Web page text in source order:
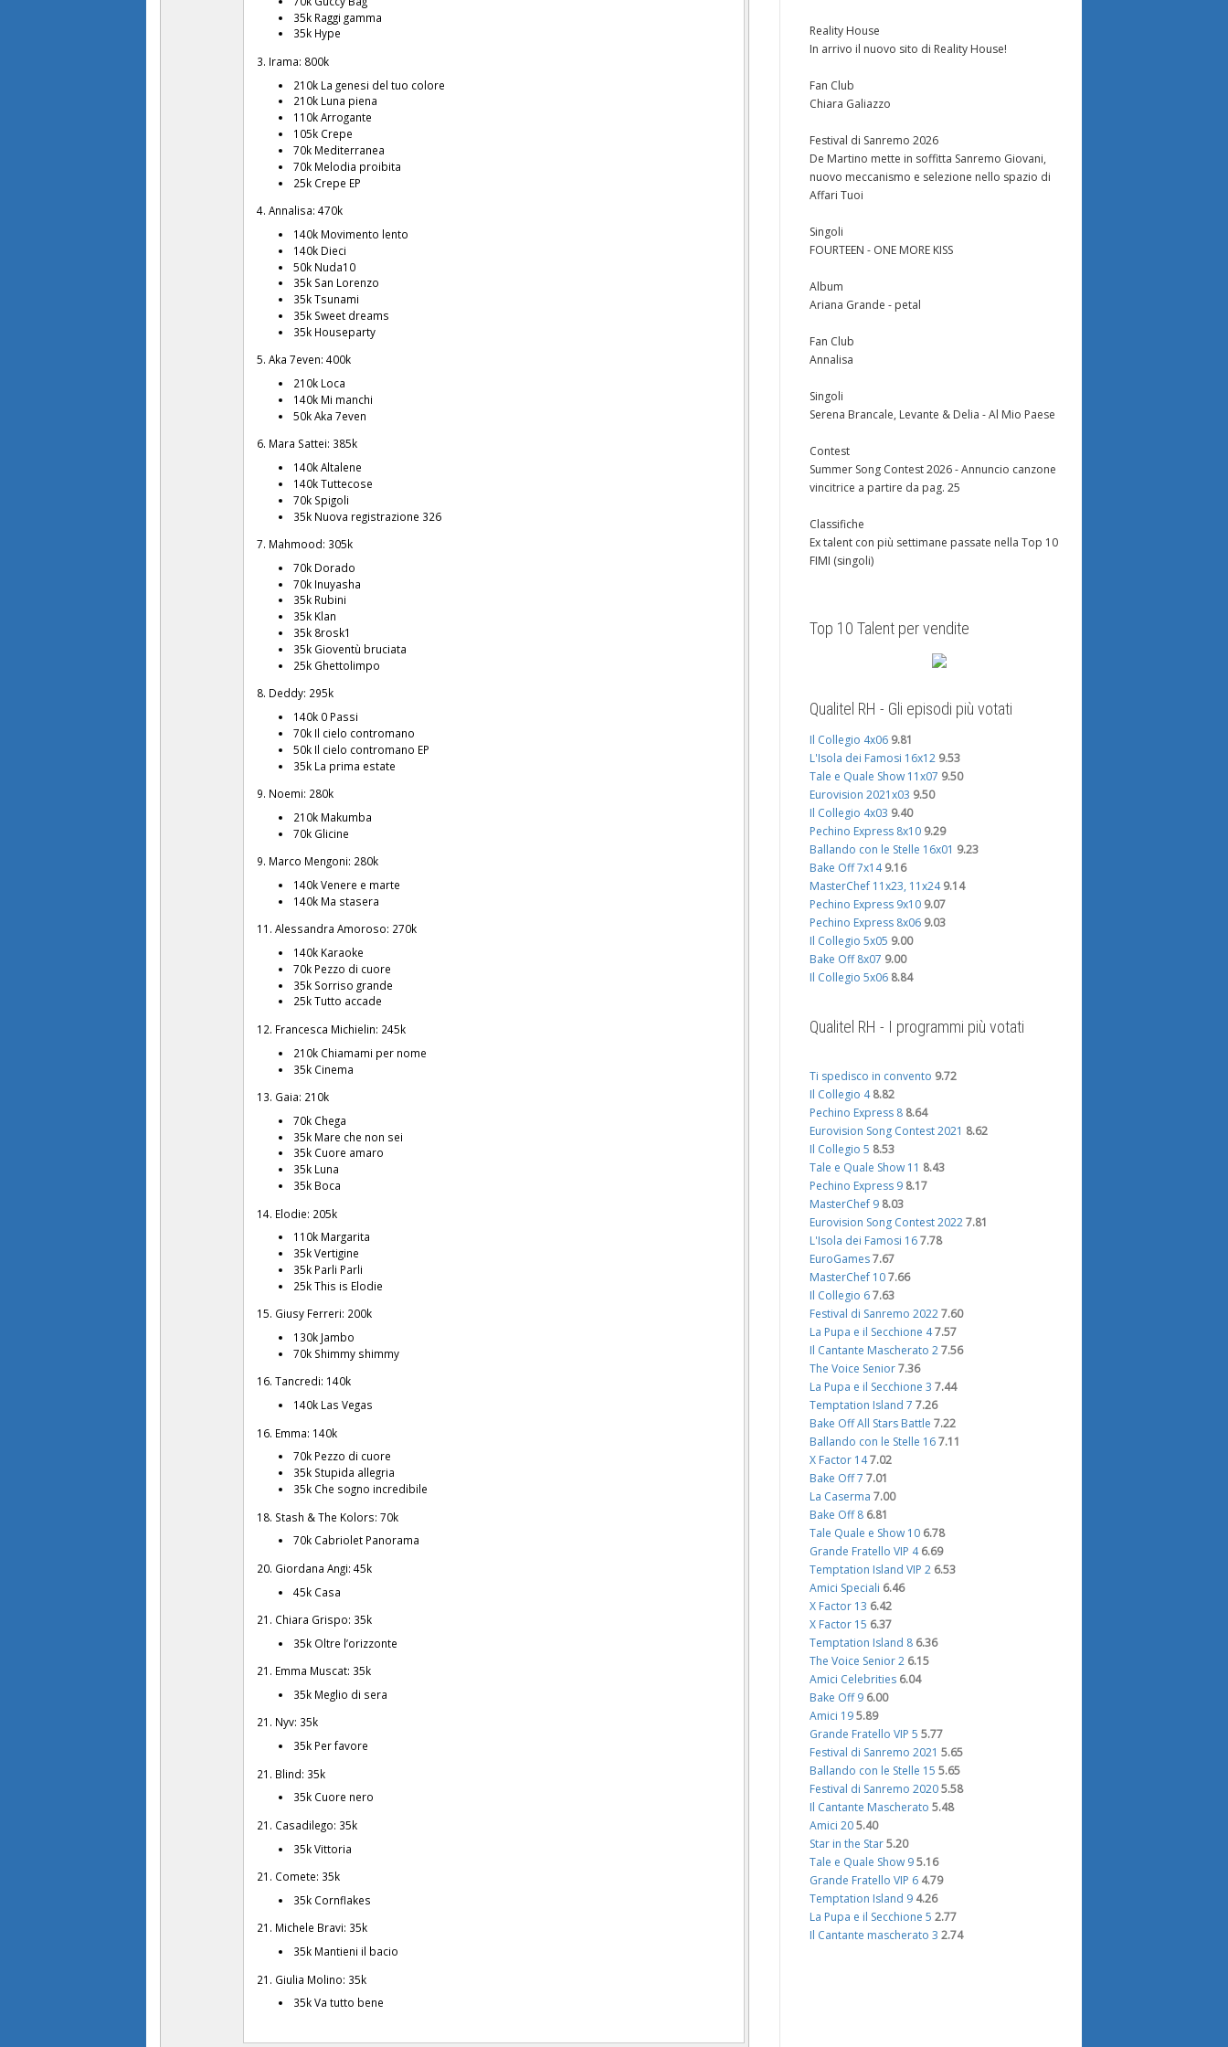
35k Raggi gamma
35k Hype
3. Irama: 800k
210k La genesi del tuo colore
210k Luna piena
110k Arrogante
105k Crepe
70k Mediterranea
70k Melodia proibita
25k Crepe EP
4. Annalisa: 470k
140k Movimento lento
140k Dieci
50k Nuda10
35k San Lorenzo
35k Tsunami
35k Sweet dreams
35k Houseparty
5. Aka 7even: 400k
210k Loca
140k Mi manchi
50k Aka 7even
6. Mara Sattei: 385k
140k Altalene
140k Tuttecose
70k Spigoli
35k Nuova registrazione 326
7. Mahmood: 305k
70k Dorado
70k Inuyasha
35k Rubini
35k Klan
35k 8rosk1
35k Gioventù bruciata
25k Ghettolimpo
8. Deddy: 295k
140k 0 Passi
70k Il cielo contromano
50k Il cielo contromano EP
35k La prima estate
9. Noemi: 280k
210k Makumba
70k Glicine
9. Marco Mengoni: 280k
140k Venere e marte
140k Ma stasera
11. Alessandra Amoroso: 270k
140k Karaoke
70k Pezzo di cuore
35k Sorriso grande
25k Tutto accade
12. Francesca Michielin: 245k
210k Chiamami per nome
35k Cinema
13. Gaia: 210k
70k Chega
35k Mare che non sei
35k Cuore amaro
35k Luna
35k Boca
14. Elodie: 205k
110k Margarita
35k Vertigine
35k Parli Parli
25k This is Elodie
15. Giusy Ferreri: 200k
130k Jambo
70k Shimmy shimmy
16. Tancredi: 140k
140k Las Vegas
16. Emma: 140k
70k Pezzo di cuore
35k Stupida allegria
35k Che sogno incredibile
18. Stash & The Kolors: 70k
70k Cabriolet Panorama
20. Giordana Angi: 45k
45k Casa
21. Chiara Grispo: 35k
35k Oltre l’orizzonte
21. Emma Muscat: 35k
35k Meglio di sera
21. Nyv: 35k
35k Per favore
21. Blind: 35k
35k Cuore nero
21. Casadilego: 35k
35k Vittoria
21. Comete: 35k
35k Cornflakes
21. Michele Bravi: 35k
35k Mantieni il bacio
21. Giulia Molino: 35k
35k Va tutto bene
Reality House
In arrivo il nuovo sito di Reality House!
Fan Club
Chiara Galiazzo
Festival di Sanremo 2026
De Martino mette in soffitta Sanremo Giovani,
nuovo meccanismo e selezione nello spazio di
Affari Tuoi
Singoli
FOURTEEN - ONE MORE KISS
Album
Ariana Grande - petal
Fan Club
Annalisa
Singoli
Serena Brancale, Levante & Delia - Al Mio Paese
Contest
Summer Song Contest 2026 - Annuncio canzone
vincitrice a partire da pag. 25
Classifiche
Ex talent con più settimane passate nella Top 10
FIMI (singoli)
Top 10 Talent per vendite
Qualitel RH - Gli episodi più votati
Il Collegio 4x06 9.81
L'Isola dei Famosi 16x12 9.53
Tale e Quale Show 11x07 9.50
Eurovision 2021x03 9.50
Il Collegio 4x03 9.40
Pechino Express 8x10 9.29
Ballando con le Stelle 16x01 9.23
Bake Off 7x14 9.16
MasterChef 11x23, 11x24 9.14
Pechino Express 9x10 9.07
Pechino Express 8x06 9.03
Il Collegio 5x05 9.00
Bake Off 8x07 9.00
Il Collegio 5x06 8.84
Qualitel RH - I programmi più votati
Ti spedisco in convento 9.72
Il Collegio 4 8.82
Pechino Express 8 8.64
Eurovision Song Contest 2021 8.62
Il Collegio 5 8.53
Tale e Quale Show 11 8.43
Pechino Express 9 8.17
MasterChef 9 8.03
Eurovision Song Contest 2022 7.81
L'Isola dei Famosi 16 7.78
EuroGames 7.67
MasterChef 10 7.66
Il Collegio 6 7.63
Festival di Sanremo 2022 7.60
La Pupa e il Secchione 47.57
Il Cantante Mascherato 2 7.56
The Voice Senior 7.36
La Pupa e il Secchione 3 7.44
Temptation Island 7 7.26
Bake Off All Stars Battle 7.22
Ballando con le Stelle 16 7.11
X Factor 147.02
Bake Off 7 7.01
La Caserma 7.00
Bake Off 8 6.81
Tale Quale e Show 10 6.78
Grande Fratello VIP 4 6.69
Temptation Island VIP 2 6.53
Amici Speciali 6.46
X Factor 13 6.42
X Factor 15 6.37
Temptation Island 8 6.36
The Voice Senior 2 6.15
Amici Celebrities 6.04
Bake Off 9 6.00
Amici 19 5.89
Grande Fratello VIP 5 5.77
Festival di Sanremo 2021 5.65
Ballando con le Stelle 15 5.65
Festival di Sanremo 2020 5.58
Il Cantante Mascherato 5.48
Amici 20 5.40
Star in the Star 5.20
Tale e Quale Show 9 5.16
Grande Fratello VIP 6 4.79
Temptation Island 9 4.26
La Pupa e il Secchione 5 2.77
Il Cantante mascherato 3 2.74